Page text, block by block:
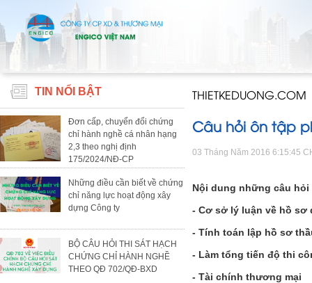
TIN NỔI BẬT
Đơn cấp, chuyển đổi chứng
chỉ hành nghề cá nhân hạng
2,3 theo nghị định
175/2024/NĐ-CP
Những điều cần biết về chứng
chỉ năng lực hoạt động xây
dựng Công ty
BỘ CÂU HỎI THI SÁT HẠCH
CHỨNG CHỈ HÀNH NGHỀ
THEO QĐ 702/QĐ-BXD
THIETKEDUONG.COM
Câu hỏi ôn tập
03 Tháng Năm 2016 6:15:45
Nội dung những câu hỏi
- Cơ sở lý luận về hồ sơ
- Tính toán lập hồ sơ
- Làm tổng tiến độ thi
- Tài chính thương mại